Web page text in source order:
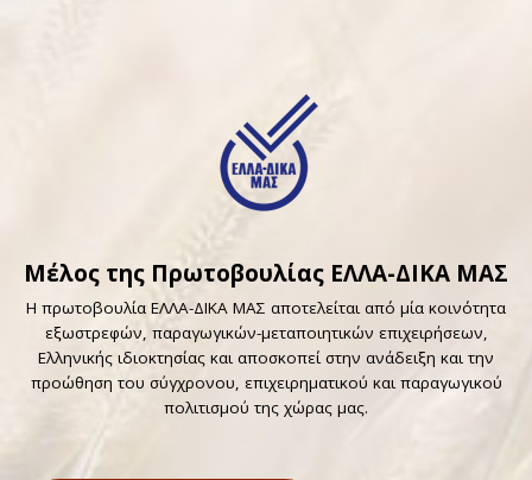
Μέλος της Πρωτοβουλίας ΕΛΛΑ-ΔΙΚΑ ΜΑΣ
Η πρωτοβουλία ΕΛΛΑ-ΔΙΚΑ ΜΑΣ αποτελείται από μία κοινότητα
εξωστρεφών, παραγωγικών-μεταποιητικών επιχειρήσεων,
Ελληνικής ιδιοκτησίας και αποσκοπεί στην ανάδειξη και την
προώθηση του σύγχρονου, επιχειρηματικού και παραγωγικού
πολιτισμού της χώρας μας.